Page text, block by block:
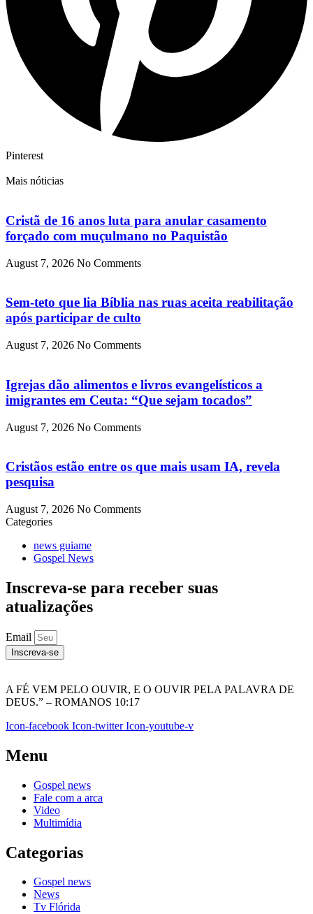
Pinterest
Mais nóticias
Cristã de 16 anos luta para anular casamento
forçado com muçulmano no Paquistão
August 7, 2026 No Comments
Sem-teto que lia Bíblia nas ruas aceita reabilitação
após participar de culto
August 7, 2026 No Comments
Igrejas dão alimentos e livros evangelísticos a
imigrantes em Ceuta: “Que sejam tocados”
August 7, 2026 No Comments
Cristãos estão entre os que mais usam IA, revela
pesquisa
August 7, 2026 No Comments
Categories
news guiame
Gospel News
Inscreva-se para receber suas
atualizações
Email
Inscreva-se
A FÉ VEM PELO OUVIR, E O OUVIR PELA PALAVRA DE
DEUS.” – ROMANOS 10:17
Icon-facebook Icon-twitter Icon-youtube-v
Menu
Gospel news
Fale com a arca
Video
Multimídia
Categorias
Gospel news
News
Tv Flórida